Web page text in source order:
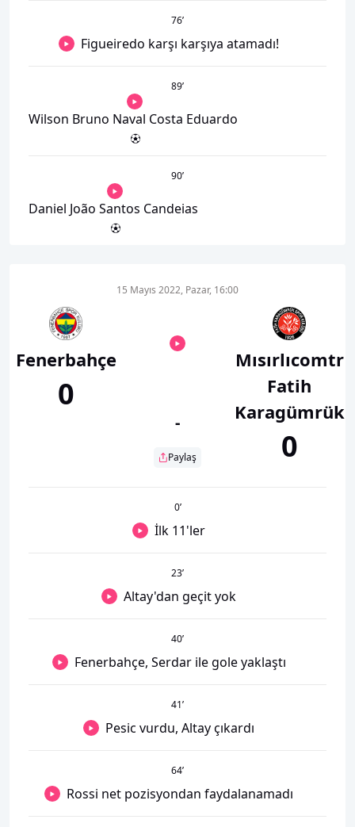
76’
Figueiredo karşı karşıya atamadı!
89’
Wilson Bruno Naval Costa Eduardo
90’
Daniel João Santos Candeias
Fenerbahçe
0
15 Mayıs 2022, Pazar, 16:00
-
Paylaş
Mısırlıcomtr
Fatih
Karagümrük
0
0’
İlk 11'ler
23’
Altay'dan geçit yok
40’
Fenerbahçe, Serdar ile gole yaklaştı
41’
Pesic vurdu, Altay çıkardı
64’
Rossi net pozisyondan faydalanamadı